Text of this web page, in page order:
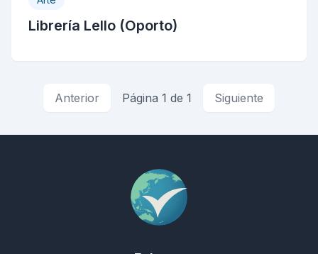
Librería Lello (Oporto)
Anterior Página 1 de 1 Siguiente